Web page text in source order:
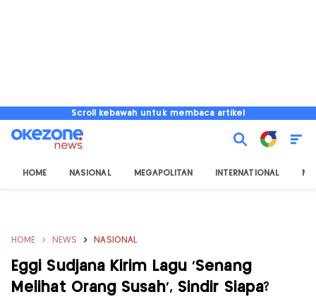
Scroll kebawah untuk membaca artikel
HOME NASIONAL MEGAPOLITAN INTERNATIONAL
HOME NEWS NASIONAL
Eggi Sudjana Kirim Lagu 'Senang
Melihat Orang Susah', Sindir Siapa?